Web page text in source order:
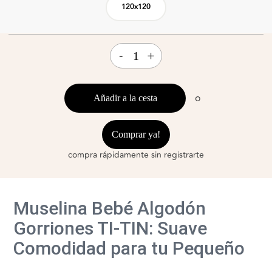
120x120
- +
Añadir a la cesta o
Comprar ya!
compra rápidamente sin registrarte
Muselina Bebé Algodón
Gorriones TI-TIN: Suave
Comodidad para tu Pequeño